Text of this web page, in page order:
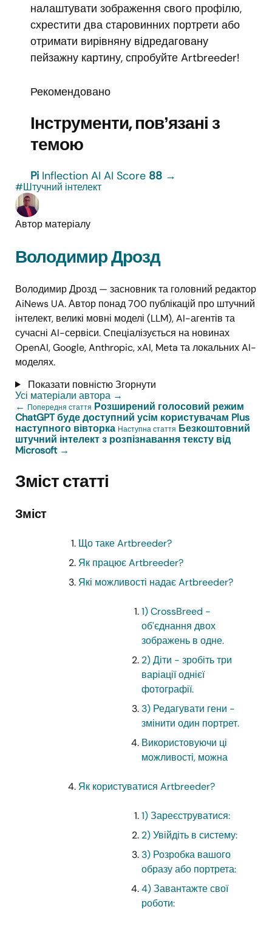
налаштувати зображення свого профілю,
схрестити два старовинних портрети або
отримати вирівняну відредаговану
пейзажну картину, спробуйте Artbreeder!
Рекомендовано
Інструменти, повʼязані з
темою
Pi Inflection AI AI Score 88 →
#Штучний інтелект
Автор матеріалу
Володимир Дрозд
Володимир Дрозд — засновник та головний редактор
AiNews UA. Автор понад 700 публікацій про штучний
інтелект, великі мовні моделі (LLM), AI-агентів та
сучасні AI-сервіси. Спеціалізується на новинах
OpenAI, Google, Anthropic, xAI, Meta та локальних AI-
моделях.
Показати повністюЗгорнути
Усі матеріали автора →
← Попередня стаття Розширений голосовий режим
ChatGPT буде доступний усім користувачам Plus
наступного вівторка Наступна стаття Безкоштовний
штучний інтелект з розпізнавання тексту від
Microsoft →
Зміст статті
Зміст
Що таке Artbreeder?
Як працює Artbreeder?
Які можливості надає Artbreeder?
1) CrossBreed -
об'єднання двох
зображень в одне.
2) Діти - зробіть три
варіації однієї
фотографії.
3) Редагувати гени -
змінити один портрет.
Використовуючи ці
можливості, можна
Як користуватися Artbreeder?
1) Зареєструватися:
2) Увійдіть в систему:
3) Розробка вашого
образу або портрета:
4) Завантажте свої
роботи: